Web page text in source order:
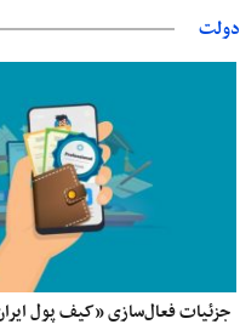
دولت
جزئیات فعال‌سازی «کیف پول